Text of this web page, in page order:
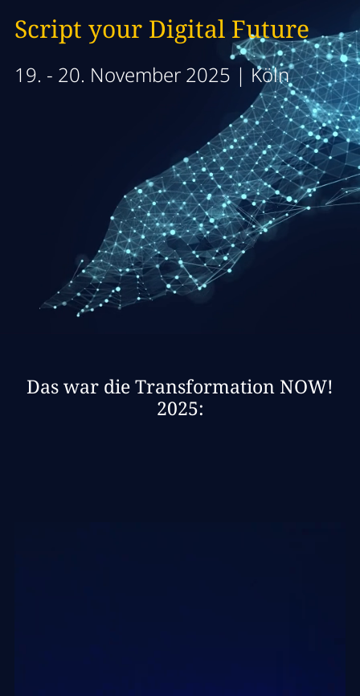
Script your Digital Future
19. - 20. November 2025 | Köln
Das war die Transformation NOW!
2025: